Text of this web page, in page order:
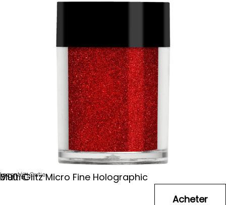
Lecenté™ Cutie
Multi Glitz Micro Fine Holographic
3.90 €